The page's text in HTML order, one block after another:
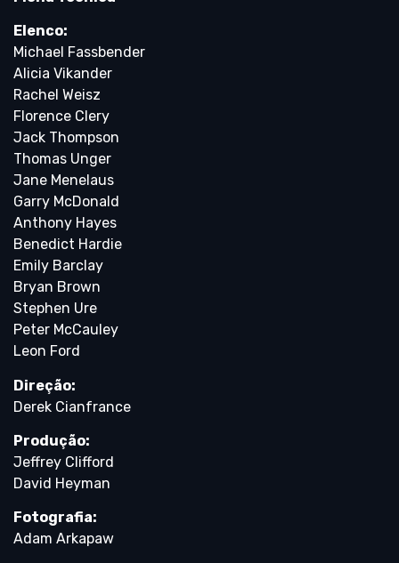
Elenco:
Michael Fassbender
Alicia Vikander
Rachel Weisz
Florence Clery
Jack Thompson
Thomas Unger
Jane Menelaus
Garry McDonald
Anthony Hayes
Benedict Hardie
Emily Barclay
Bryan Brown
Stephen Ure
Peter McCauley
Leon Ford
Direção:
Derek Cianfrance
Produção:
Jeffrey Clifford
David Heyman
Fotografia:
Adam Arkapaw